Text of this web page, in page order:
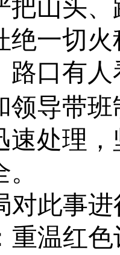
把山头
绝一切
路口有
领导带
速处理
对此事
重温红